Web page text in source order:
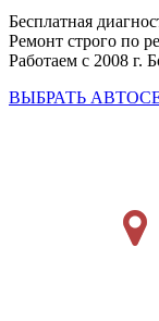
Бесплатная
Ремонт строго по
Работаем с 2008 г.
ВЫБРАТЬ